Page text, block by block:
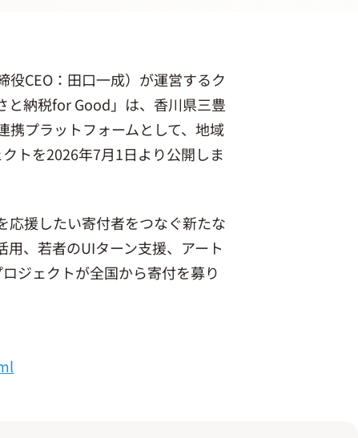
CEO：田口一成）が運営するク
と納税for Good」は、香川県三豊
携プラットフォームとして、地域
トを2026年7月1日より公開しま
応援したい寄付者をつなぐ新たな
、若者のUIターン支援、アート
ジェクトが全国から寄付を募り